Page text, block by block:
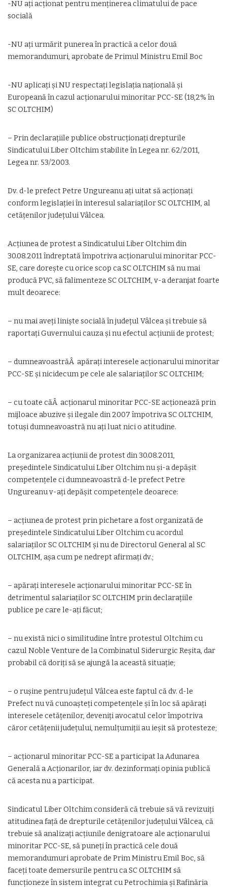
-NU ați acționat pentru menținerea climatului de pace
socială
-NU ați urmărit punerea în practică a celor două
memorandumuri, aprobate de Primul Ministru Emil Boc
-NU aplicați și NU respectați legislația națională și
Europeană în cazul acționarului minoritar PCC-SE (18,2% în
SC OLTCHIM)
– Prin declarațiile publice obstrucționați drepturile
Sindicatului Liber Oltchim stabilite în Legea nr. 62/2011,
Legea nr. 53/2003.
Dv. d-le prefect Petre Ungureanu ați uitat să acționați
conform legislației în interesul salariaților SC OLTCHIM, al
cetățenilor județului Vâlcea.
Acțiunea de protest a Sindicatului Liber Oltchim din
30.08.2011 îndreptată împotriva acționarului minoritar PCC-
SE, care dorește cu orice scop ca SC OLTCHIM să nu mai
producă PVC, să falimenteze SC OLTCHIM, v-a deranjat foarte
mult deoarece:
– nu mai aveți liniște socială în județul Vâlcea și trebuie să
raportați Guvernului cauza și nu efectul acțiunii de protest;
– dumneavoastrăÂ apărați interesele acționarului minoritar
PCC-SE și nicidecum pe cele ale salariaților SC OLTCHIM;
– cu toate căÂ acționarul minoritar PCC-SE acționează prin
mijloace abuzive și ilegale din 2007 împotriva SC OLTCHIM,
totuși dumneavoastră nu ați luat nici o atitudine.
La organizarea acțiunii de protest din 30.08.2011,
președintele Sindicatului Liber Oltchim nu și-a depășit
competențele ci dumneavoastră d-le prefect Petre
Ungureanu v-ați depășit competențele deoarece:
– acțiunea de protest prin pichetare a fost organizată de
președintele Sindicatului Liber Oltchim cu acordul
salariaților SC OLTCHIM și nu de Directorul General al SC
OLTCHIM, așa cum pe nedrept afirmați dv.;
– apărați interesele acționarului minoritar PCC-SE în
detrimentul salariaților SC OLTCHIM prin declarațiile
publice pe care le-ați făcut;
– nu există nici o similitudine între protestul Oltchim cu
cazul Noble Venture de la Combinatul Siderurgic Reșita, dar
probabil că doriți să se ajungă la această situație;
– o rușine pentru județul Vâlcea este faptul că dv. d-le
Prefect nu vă cunoașteți competențele și în loc să apărați
interesele cetățenilor, deveniți avocatul celor împotriva
căror cetățenii județului, nemulțumiții au ieșit să protesteze;
– acționarul minoritar PCC-SE a participat la Adunarea
Generală a Acționarilor, iar dv. dezinformați opinia publică
că acesta nu a participat.
Sindicatul Liber Oltchim consideră că trebuie să vă revizuiți
atitudinea față de drepturile cetățenilor județului Vâlcea, că
trebuie să analizați acțiunile denigratoare ale acționarului
minoritar PCC-SE, să puneți în practică cele două
memorandumuri aprobate de Prim Ministru Emil Boc, să
faceți toate demersurile pentru ca SC OLTCHIM să
funcționeze în sistem integrat cu Petrochimia și Rafinăria